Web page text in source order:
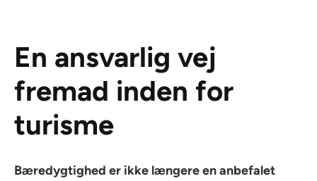
En ansvarlig vej
fremad inden for
turisme
Bæredygtighed er ikke længere en anbefalet